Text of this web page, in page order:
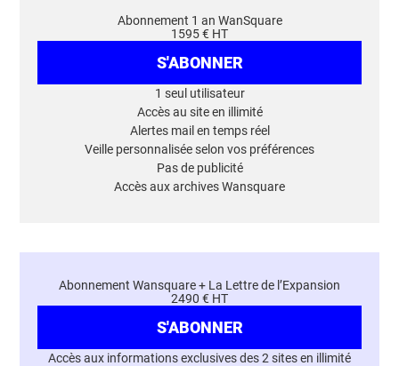
Abonnement 1 an WanSquare
1595 € HT
S'ABONNER
1 seul utilisateur
Accès au site en illimité
Alertes mail en temps réel
Veille personnalisée selon vos préférences
Pas de publicité
Accès aux archives Wansquare
Abonnement Wansquare + La Lettre de l’Expansion
2490 € HT
S'ABONNER
Accès aux informations exclusives des 2 sites en illimité